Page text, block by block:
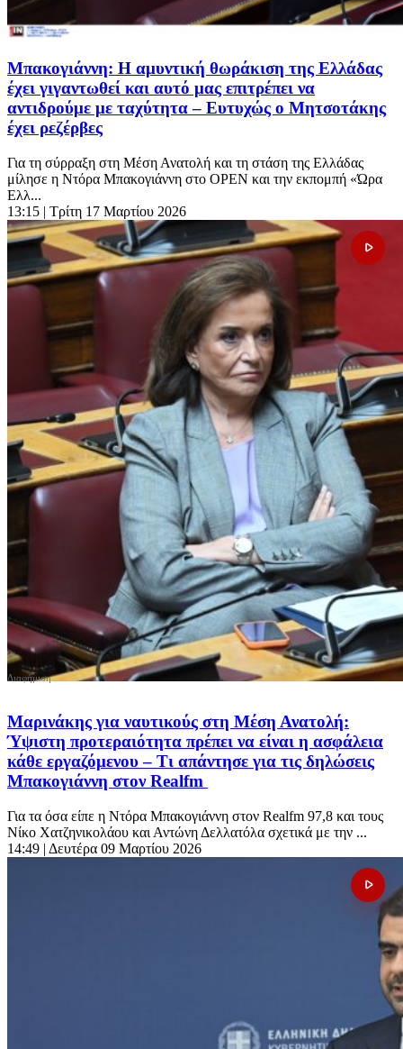
Μπακογιάννη: Η αμυντική θωράκιση της Ελλάδας
έχει γιγαντωθεί και αυτό μας επιτρέπει να
αντιδρούμε με ταχύτητα – Ευτυχώς ο Μητσοτάκης
έχει ρεζέρβες
Για τη σύρραξη στη Μέση Ανατολή και τη στάση της Ελλάδας
μίλησε η Ντόρα Μπακογιάννη στο OPEN και την εκπομπή «Ώρα
Ελλ...
13:15 | Τρίτη 17 Μαρτίου 2026
Μαρινάκης για ναυτικούς στη Μέση Ανατολή:
Ύψιστη προτεραιότητα πρέπει να είναι η ασφάλεια
κάθε εργαζόμενου – Τι απάντησε για τις δηλώσεις
Μπακογιάννη στον Realfm
Για τα όσα είπε η Ντόρα Μπακογιάννη στον Realfm 97,8 και τους
Νίκο Χατζηνικολάου και Αντώνη Δελλατόλα σχετικά με την ...
14:49 | Δευτέρα 09 Μαρτίου 2026